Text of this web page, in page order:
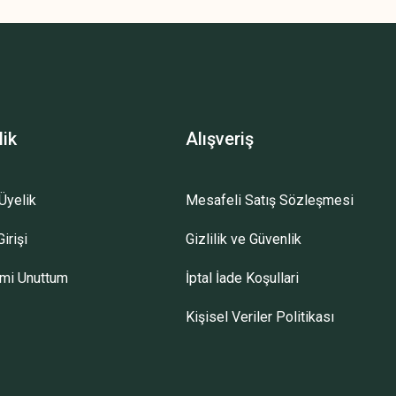
Unuttum
Alışveriş
Mesafeli Satış Sözleşmesi
Gizlilik ve Güvenlik
İptal İade Koşullari
Kişisel Veriler Politikası